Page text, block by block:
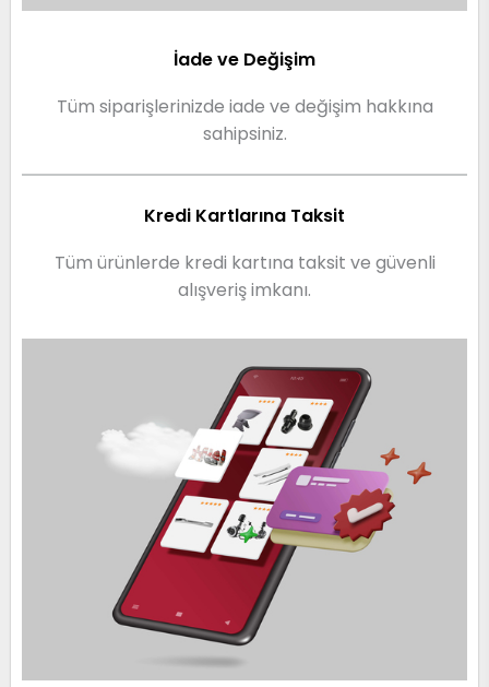
İade ve Değişim
Tüm siparişlerinizde iade ve değişim hakkına
sahipsiniz.
Kredi Kartlarına Taksit
Tüm ürünlerde kredi kartına taksit ve güvenli
alışveriş imkanı.